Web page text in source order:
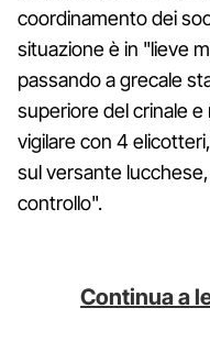
coordinamento dei
situazione è in "lieve
passando a grecale
superiore del crinale
vigilare con 4
sul versante
controllo".
Continua a